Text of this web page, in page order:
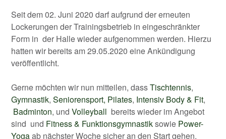
Seit dem 02. Juni 2020 darf aufgrund der erneuten
Lockerungen der Trainingsbetrieb in eingeschränkter
Form in der Halle wieder aufgenommen werden. Hierzu
hatten wir bereits am 29.05.2020 eine Ankündigung
veröffentlicht.
Gerne möchten wir nun mitteilen, dassTischtennis,
Gymnastik, Seniorensport, Pilates, Intensiv Body & Fit,
Badminton, und Volleyball bereits wieder im Angebot
sind und Fitness & Funktionsgymnastiksowie Power-
Yogaab nächster Woche sicher an den Start gehen.